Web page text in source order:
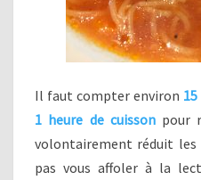
Il faut compter environ
1 heure de cuisson pour
volontairement réduit les
pas vous affoler à la